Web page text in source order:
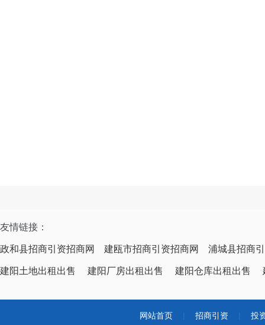
友情链接：
政和县招商引资招商网 建瓯市招商引资招商网 浦城县招商
建阳土地出租出售 建阳厂房出租出售 建阳仓库出租出售
网站首页 招商引资 投